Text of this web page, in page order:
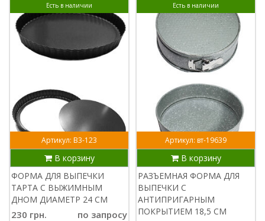
Есть в наличии
Артикул: В3-123
В корзину
ФОРМА ДЛЯ ВЫПЕЧКИ
ТАРТА С ВЫЖИМНЫМ
ДНОМ ДИАМЕТР 24 СМ
230 грн. по запросу
Есть в наличии
Артикул: вт-19639
В корзину
РАЗЪЕМНАЯ ФОРМА ДЛЯ
ВЫПЕЧКИ С
АНТИПРИГАРНЫМ
ПОКРЫТИЕМ 18,5 СМ